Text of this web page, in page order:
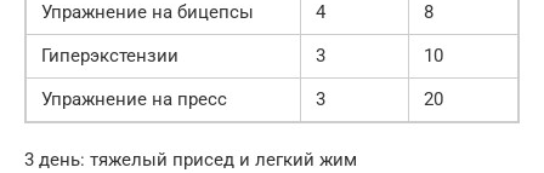
Упражнение на бицепсы
4
8
Гиперэкстензии
3
10
Упражнение на пресс
3 20
3 день: тяжелый присед и легкий жим